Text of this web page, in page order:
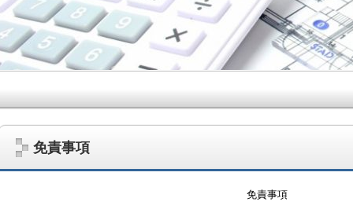
免責事項
免責事項
サラリーマン大家さん.COM～空